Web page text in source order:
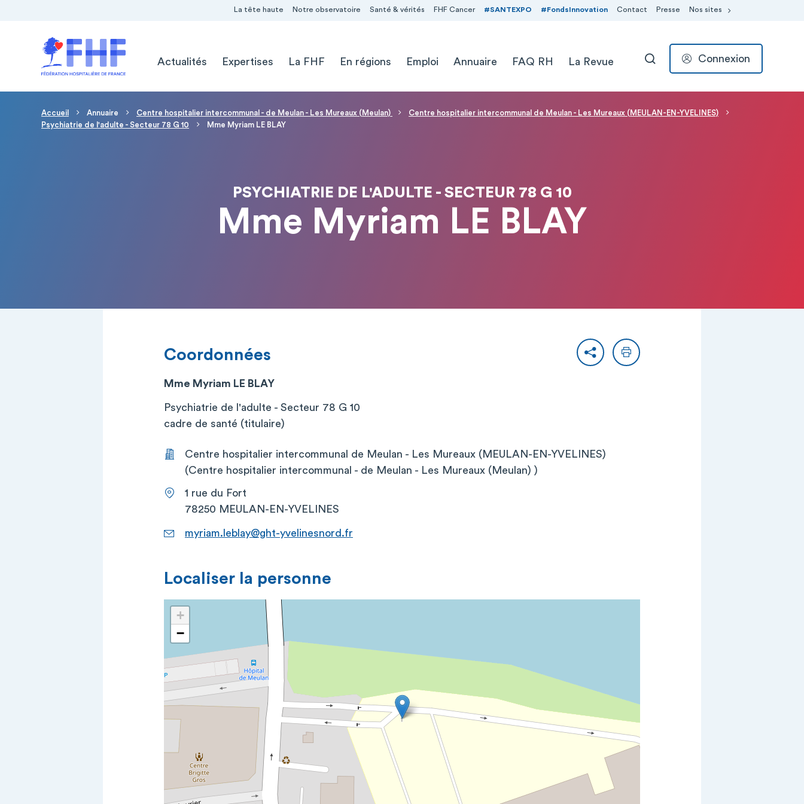
La tête haute Notre observatoire Santé & vérités FHF Cancer #SANTEXPO #FondsInnovation Contact Presse Nos sites
Actualités
Expertises La FHF En régions Emploi Annuaire FAQ RH La Revue RECHERCHER
Connexion
Fil d'Ariane
Accueil Annuaire Centre hospitalier intercommunal - de Meulan - Les Mureaux (Meulan)
Centre hospitalier intercommunal de Meulan - Les Mureaux (MEULAN-EN-YVELINES)
Psychiatrie de l'adulte - Secteur 78 G 10
Mme Myriam LE BLAY
PSYCHIATRIE DE L'ADULTE - SECTEUR 78 G 10
Mme Myriam LE BLAY
PartagerImprimer
Coordonnées
Mme Myriam LE BLAY
Psychiatrie de l'adulte - Secteur 78 G 10
cadre de santé (titulaire)
Centre hospitalier intercommunal de Meulan - Les Mureaux (MEULAN-EN-YVELINES)
(Centre hospitalier intercommunal - de Meulan - Les Mureaux (Meulan) )
1 rue du Fort
78250 MEULAN-EN-YVELINES
myriam.leblay@ght-yvelinesnord.fr
Localiser la personne
+
−